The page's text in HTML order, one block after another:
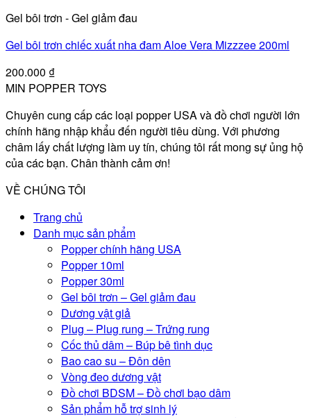
Gel bôi trơn - Gel giảm đau
Gel bôi trơn chiếc xuất nha đam Aloe Vera Mizzzee 200ml
200.000 ₫
MIN POPPER TOYS
Chuyên cung cấp các loại popper USA và đồ chơi người lớn
chính hãng nhập khẩu đến người tiêu dùng. Với phương
châm lấy chất lượng làm uy tín, chúng tôi rất mong sự ủng hộ
của các bạn. Chân thành cảm ơn!
VỀ CHÚNG TÔI
Trang chủ
Danh mục sản phẩm
Popper chính hãng USA
Popper 10ml
Popper 30ml
Gel bôi trơn – Gel giảm đau
Dương vật giả
Plug – Plug rung – Trứng rung
Cốc thủ dâm – Búp bê tình dục
Bao cao su – Đôn dên
Vòng đeo dương vật
Đồ chơi BDSM – Đồ chơi bạo dâm
Sản phẩm hỗ trợ sinh lý